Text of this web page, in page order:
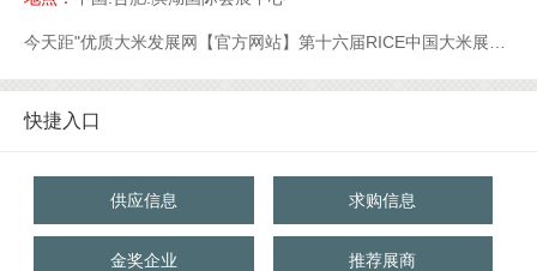
快捷入口
供应信息 求购信息
金奖企业 推荐展商